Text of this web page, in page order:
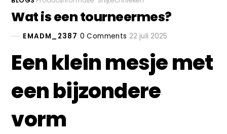
Wat is een tourneermes?
EMADM_2387 0 Comments 22 juli 2025
Een klein mesje met
een bijzondere
vorm